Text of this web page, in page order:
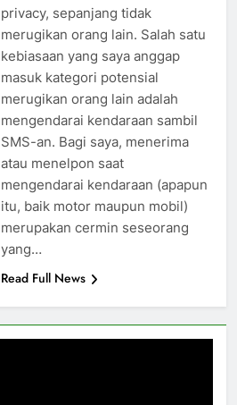
privacy, sepanjang tidak
merugikan orang lain. Salah satu
kebiasaan yang saya anggap
masuk kategori potensial
merugikan orang lain adalah
mengendarai kendaraan sambil
SMS-an. Bagi saya, menerima
atau menelpon saat
mengendarai kendaraan (apapun
itu, baik motor maupun mobil)
merupakan cermin seseorang
yang…
Read Full News